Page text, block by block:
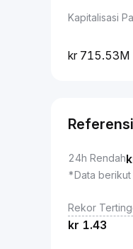
Kapitalisasi
715.53M
Referensi
24h Rendah
*Data berikut
Rekor
kr 1.43